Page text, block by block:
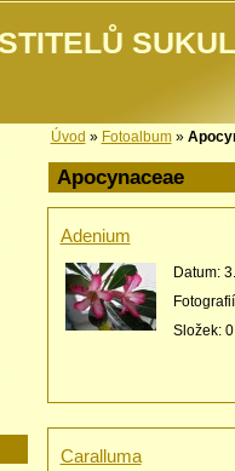
Úvod » Fotoalbum»
Apocynaceae
Adenium
Datum:
Složek: 0
Caralluma